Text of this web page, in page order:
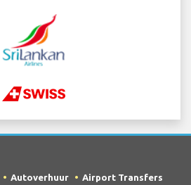
Autoverhuur Airport Transfers